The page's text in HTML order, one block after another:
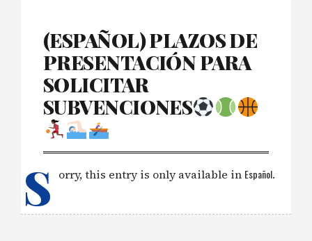
(ESPAÑOL) PLAZOS DE
PRESENTACIÓN PARA
SOLICITAR
SUBVENCIONES
S orry, this entry is only available in Español.